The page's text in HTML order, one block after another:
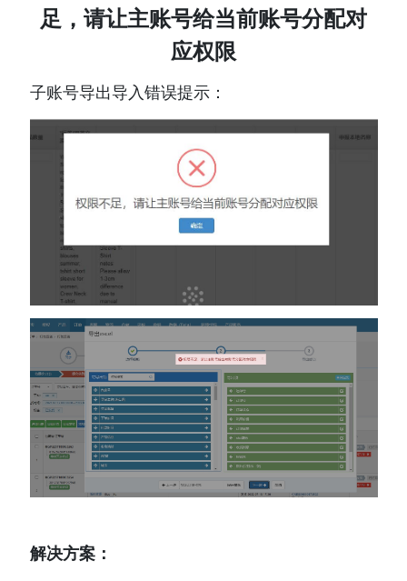
足，请让主账号给当前账号分配对
应权限
子账号导出导入错误提示：
解决方案：